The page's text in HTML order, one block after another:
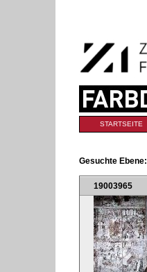
Navigation
Sektionen
STARTSEITE
Gesuchte Ebene:
19003965